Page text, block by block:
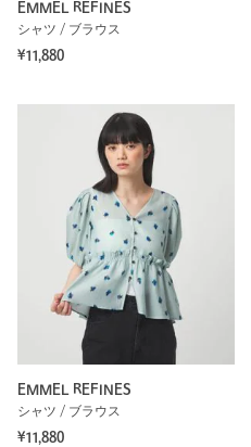
EMMEL REFINES
シャツ / ブラウス
¥11,880
EMMEL REFINES
シャツ / ブラウス
¥11,880